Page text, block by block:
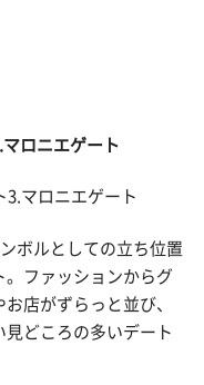
ロニエゲート
ボルとしての立ち位置
。ファッションからグ
店がずらっと並び、
どころの多いデート